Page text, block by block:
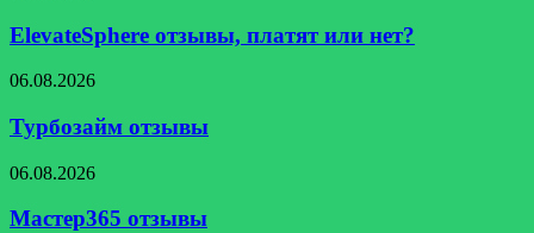
платят
или
нет?
ElevateSphere отзывы, платят или нет?
Турбозайм
06.08.2026
Турбозайм отзывы
Мастер365
06.08.2026
Мастер365 отзывы